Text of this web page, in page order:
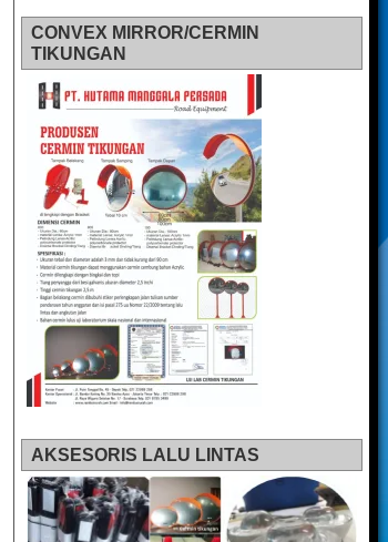
CONVEX MIRROR/CERMIN
TIKUNGAN
AKSESORIS LALU LINTAS